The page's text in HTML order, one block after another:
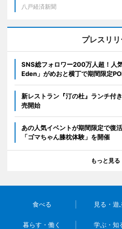
八戸経済新聞
プレスリ
SNS総フォロワー200万人超！人
Eden」がめおと横丁で期間限定
新レストラン『汀の杜』ランチ付
売開始
あの人気イベントが期間限定で復
「ゴマちゃん膝枕体験」を開催
もっと見る
食べる 見る・遊
暮らす・働く 学ぶ・知